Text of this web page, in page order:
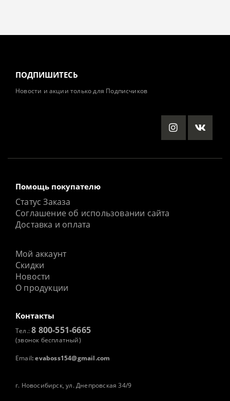
ПОДПИШИТЕСЬ
Новости и акции только для Подписчиков
Помощь покупателю
Статус Заказа
Соглашение об использовании сайта
Доставка и оплата
Мой аккаунт
Скидки
Новости
О продукции
Контакты
Тел.:8 800-551-6665
(звонок бесплатный)
Email: evaboss154@gmail.com
г. Новосибирск, ул. Днепровская 34/9